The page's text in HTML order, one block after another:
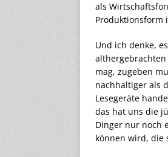
als
Produktionsform
Und ich denke,
althergebrachten
mag, zugeben
nachhaltiger als
Lesegeräte
das hat uns die
Dinger nur noch
können wird, die